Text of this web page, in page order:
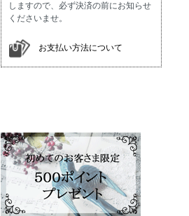
しますので、必ず決済の前にお知らせ
くださいませ。
お支払い方法について